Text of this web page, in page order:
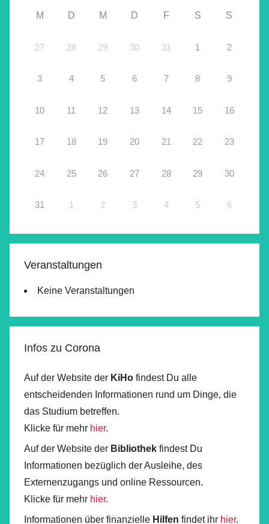
M D M D F S S
27 28 29 30 31 1 2
3 4 5 6 7 8 9
10 11 12 13 14 15 16
17 18 19 20 21 22 23
24 25 26 27 28 29 30
31 1 2 3 4 5 6
Veranstaltungen
Keine Veranstaltungen
Infos zu Corona
Auf der Website der KiHo findest Du alle
entscheidenden Informationen rund um Dinge, die
das Studium betreffen.
Klicke für mehr hier.
Auf der Website der Bibliothek findest Du
Informationen bezüglich der Ausleihe, des
Externenzugangs und online Ressourcen.
Klicke für mehr hier.
Informationen über finanzielle Hilfen findet ihr hier.